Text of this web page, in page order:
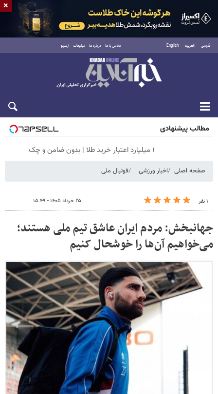
فارسی العربية English تماس با ما درباره ما تبلیغات آرشیو
جمعه ۱۶ مرداد ۱۴۰۵
مطالب پیشنهادی
۱ میلیارد اعتبار خرید طلا | بدون ضامن و چک
صفحه اصلی اخبار ورزشی فوتبال ملی
۱ نفر ۲۵ خرداد ۱۴۰۵ - ۱۵:۴۹
جهانبخش: مردم ایران عاشق تیم ملی هستند؛
می‌خواهیم آن‌ها را خوشحال کنیم
×